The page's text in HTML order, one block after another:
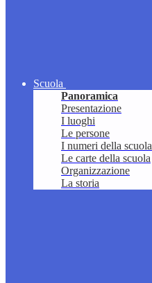
Scuola
Panoramica
Presentazione
I luoghi
Le persone
I numeri della scuola
Le carte della scuola
Organizzazione
La storia